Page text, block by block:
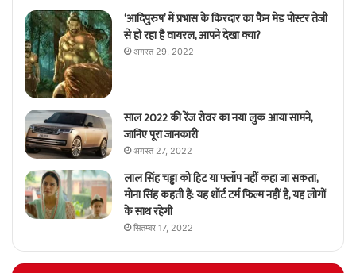
‘आदिपुरुष’ में प्रभास के किरदार का फैन मेड पोस्टर तेजी
से हो रहा है वायरल, आपने देखा क्या?
अगस्त 29, 2022
साल 2022 की रेंज रोवर का नया लुक आया सामने,
जानिए पूरा जानकारी
अगस्त 27, 2022
लाल सिंह चड्ढा को हिट या फ्लॉप नहीं कहा जा सकता,
मोना सिंह कहती हैं: यह शॉर्ट टर्म फिल्म नहीं है, यह लोगों
के साथ रहेगी
सितम्बर 17, 2022